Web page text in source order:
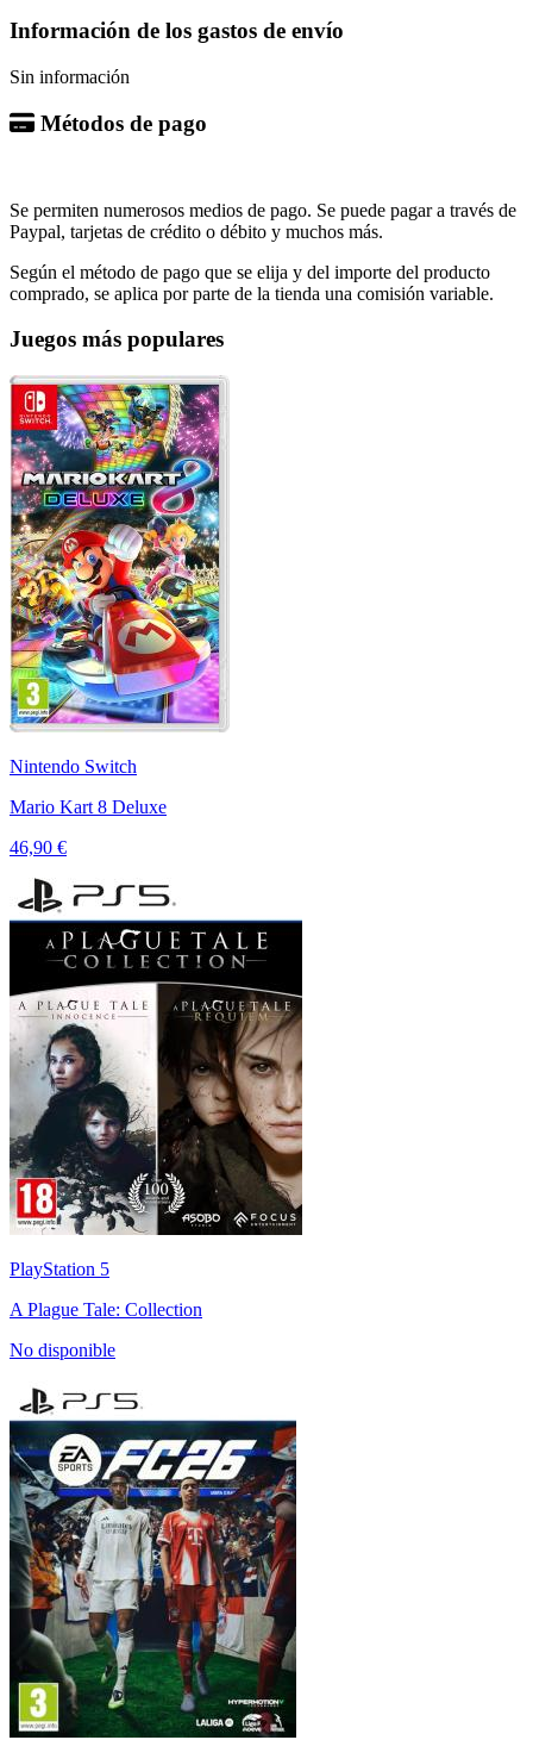
Información de los gastos de envío
Sin información
Métodos de pago
Se permiten numerosos medios de pago. Se puede pagar a través de
Paypal, tarjetas de crédito o débito y muchos más.
Según el método de pago que se elija y del importe del producto
comprado, se aplica por parte de la tienda una comisión variable.
Juegos más populares
Nintendo Switch
Mario Kart 8 Deluxe
46,90 €
PlayStation 5
A Plague Tale: Collection
No disponible